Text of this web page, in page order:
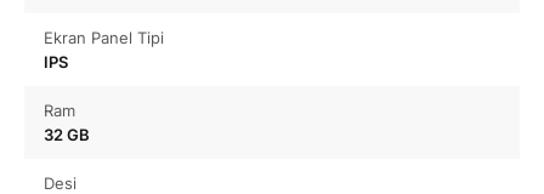
Ekran Panel Tipi
IPS
Ram
32 GB
Desi